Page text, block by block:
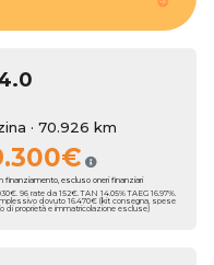
· 70.926 km
finanziamento, escluso oneri finanziari
96 rate da 152€. TAN 14.05% TAEG 16.97%.
dovuto 16.470€ (kit consegna, spese
di proprietà e immatricolazione escluse)